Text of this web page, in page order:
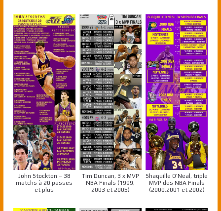
John Stockton – 38
matchs à 20 passes
et plus
Tim Duncan, 3 x MVP
NBA Finals (1999,
2003 et 2005)
Shaquille O’Neal, triple
MVP des NBA Finals
(2000,2001 et 2002)